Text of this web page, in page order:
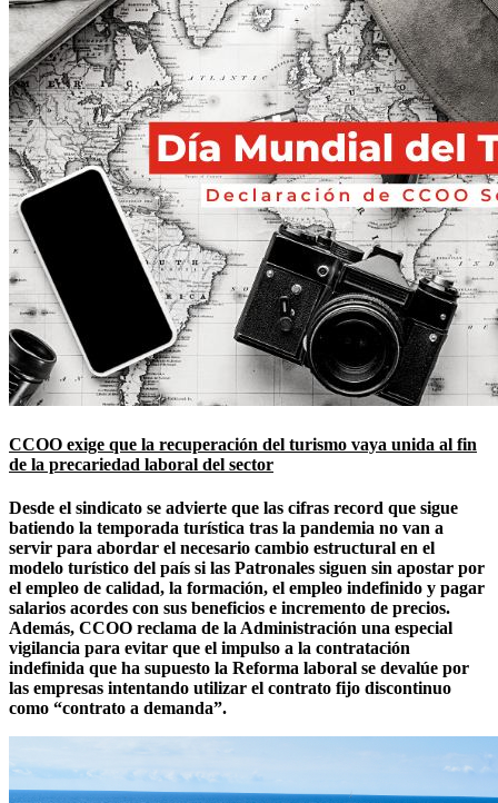
CCOO exige que la recuperación del turismo vaya unida al fin
de la precariedad laboral del sector
Desde el sindicato se advierte que las cifras record que sigue
batiendo la temporada turística tras la pandemia no van a
servir para abordar el necesario cambio estructural en el
modelo turístico del país si las Patronales siguen sin apostar por
el empleo de calidad, la formación, el empleo indefinido y pagar
salarios acordes con sus beneficios e incremento de precios.
Además, CCOO reclama de la Administración una especial
vigilancia para evitar que el impulso a la contratación
indefinida que ha supuesto la Reforma laboral se devalúe por
las empresas intentando utilizar el contrato fijo discontinuo
como “contrato a demanda”.